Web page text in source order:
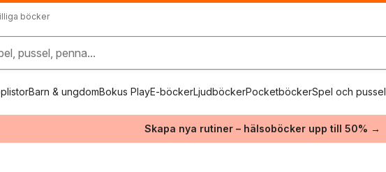
böcker
pussel, penna...
Barn & ungdomBokus PlayE-böckerLjudböckerPocketböckerSpel och pussel
Skapa nya rutiner – hälsoböcker upp till 50% →